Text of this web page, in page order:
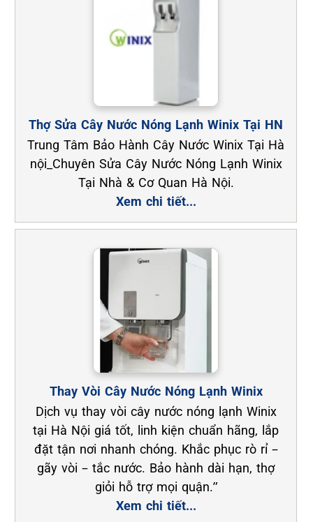
Thợ Sửa Cây Nước Nóng Lạnh Winix Tại HN
Trung Tâm Bảo Hành Cây Nước Winix Tại Hà
nội_Chuyên Sửa Cây Nước Nóng Lạnh Winix
Tại Nhà & Cơ Quan Hà Nội.
Xem chi tiết...
Thay Vòi Cây Nước Nóng Lạnh Winix
Dịch vụ thay vòi cây nước nóng lạnh Winix
tại Hà Nội giá tốt, linh kiện chuẩn hãng, lắp
đặt tận nơi nhanh chóng. Khắc phục rò rỉ –
gãy vòi – tắc nước. Bảo hành dài hạn, thợ
giỏi hỗ trợ mọi quận.”
Xem chi tiết...